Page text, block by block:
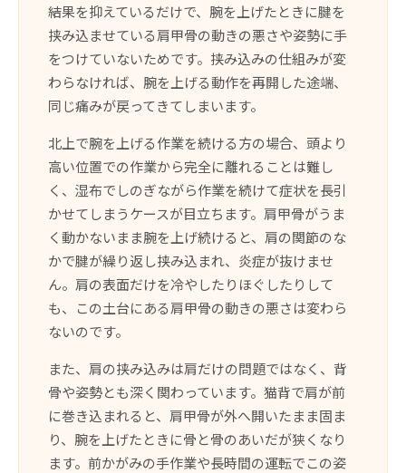
結果を抑えているだけで、腕を上げたときに腱を
挟み込ませている肩甲骨の動きの悪さや姿勢に手
をつけていないためです。挟み込みの仕組みが変
わらなければ、腕を上げる動作を再開した途端、
同じ痛みが戻ってきてしまいます。
北上で腕を上げる作業を続ける方の場合、頭より
高い位置での作業から完全に離れることは難し
く、湿布でしのぎながら作業を続けて症状を長引
かせてしまうケースが目立ちます。肩甲骨がうま
く動かないまま腕を上げ続けると、肩の関節のな
かで腱が繰り返し挟み込まれ、炎症が抜けませ
ん。肩の表面だけを冷やしたりほぐしたりして
も、この土台にある肩甲骨の動きの悪さは変わら
ないのです。
また、肩の挟み込みは肩だけの問題ではなく、背
骨や姿勢とも深く関わっています。猫背で肩が前
に巻き込まれると、肩甲骨が外へ開いたまま固ま
り、腕を上げたときに骨と骨のあいだが狭くなり
ます。前かがみの手作業や長時間の運転でこの姿